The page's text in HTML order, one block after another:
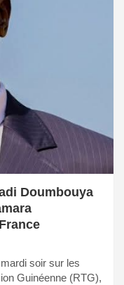
Doumbouya
soir sur les
Guinéenne (RTG),